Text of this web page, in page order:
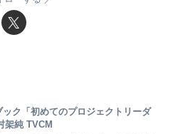
ック「初めてのプロジェクトリーダ
架純 TVCM